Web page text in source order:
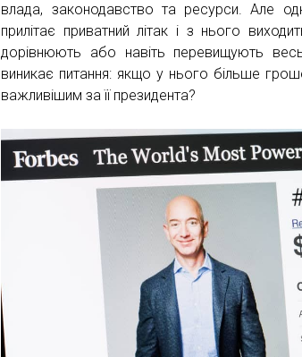
влада, законодавство та ресурси. Але
прилітає приватний літак і з нього
дорівнюють або навіть перевищують весь
виникає питання: якщо у нього більше
важливішим за її президента?